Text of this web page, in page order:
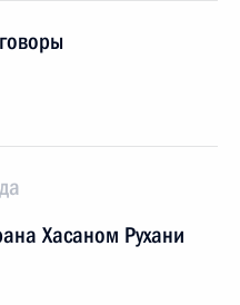
Хасаном Рухани